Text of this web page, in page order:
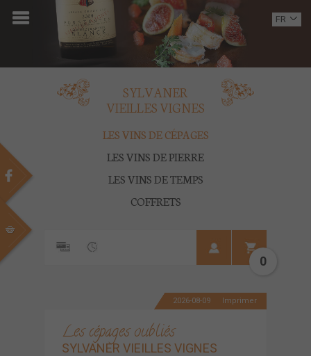
ACCUEIL
DOMAINE
VINS
MULTIMEDIA
CONTACT
FR
SYLVANER
VIEILLES VIGNES
LES VINS DE CÉPAGES
LES VINS DE PIERRE
LES VINS DE TEMPS
COFFRETS
0
2026-08-09 Imprimer
Les cépages oubliés
SYLVANER VIEILLES VIGNES